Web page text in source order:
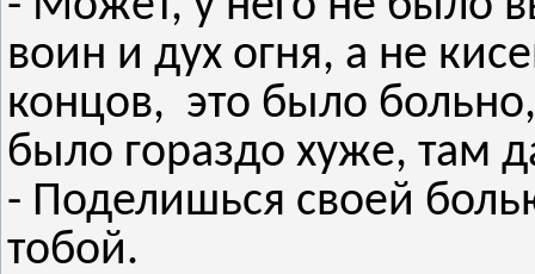
воин и дух огня, а не
концов, это было
было гораздо хуже, там
- Поделишься своей
тобой.